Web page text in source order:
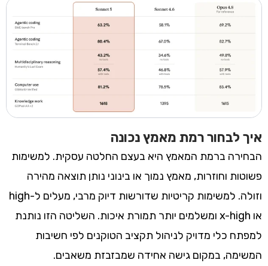
איך לבחור רמת מאמץ נכונה
הבחירה ברמת המאמץ היא בעצם החלטה עסקית. למשימות
פשוטות וחוזרות, מאמץ נמוך או בינוני נותן תוצאה מהירה
וזולה. למשימות קריטיות שדורשות דיוק מרבי, מעלים ל-high
או x-high ומשלמים יותר תמורת איכות. השליטה הזו נותנת
למפתח כלי מדויק לניהול תקציב הטוקנים לפי חשיבות
המשימה, במקום גישה אחידה שמבזבזת משאבים.